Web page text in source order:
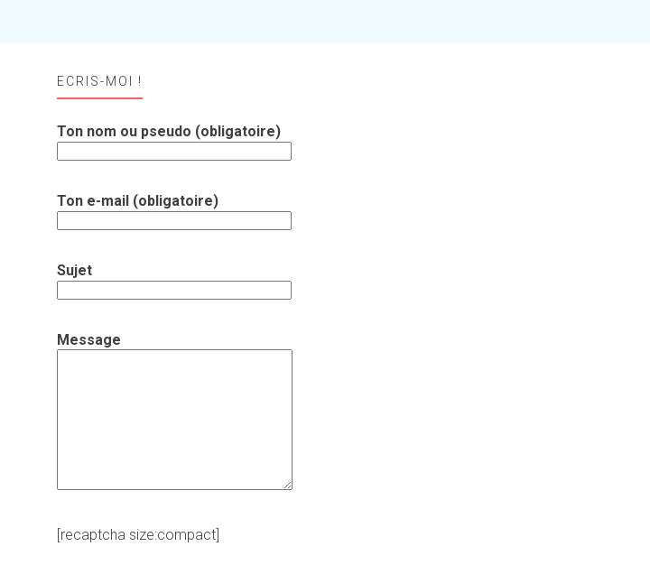
ECRIS-MOI !
Ton nom ou pseudo (obligatoire)
Ton e-mail (obligatoire)
Sujet
Message
[recaptcha size:compact]